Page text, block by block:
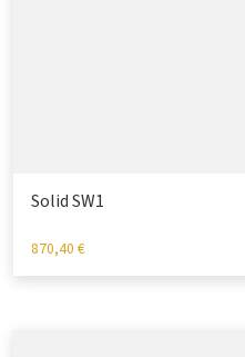
Solid SW1
870,40 €